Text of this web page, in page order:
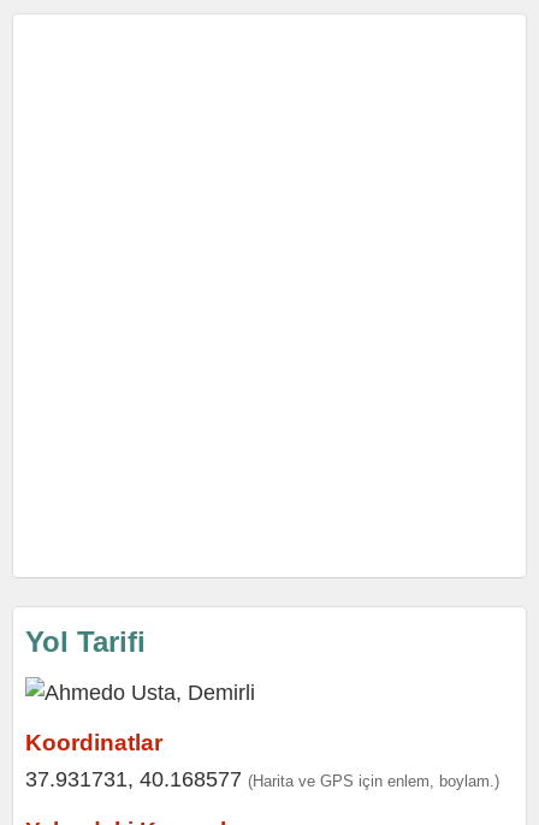
Yol Tarifi
Koordinatlar
37.931731, 40.168577 (Harita ve GPS için enlem, boylam.)